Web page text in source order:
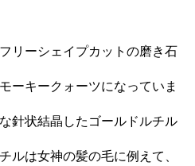
リーシェイプカットの磨き石
ーキークォーツになっていま
針状結晶したゴールドルチル
ルは女神の髪の毛に例えて、